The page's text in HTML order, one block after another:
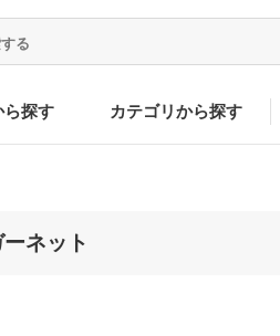
ら探す カテゴリから探す
ネット